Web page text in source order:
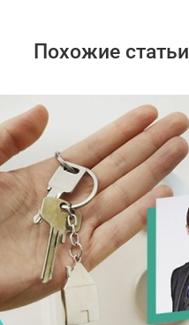
Похожие статьи